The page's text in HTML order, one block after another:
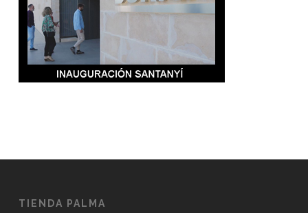
TIENDA PALMA